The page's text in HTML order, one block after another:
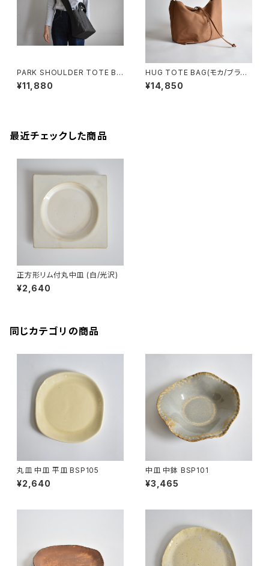
PARK SHOULDER TOTE BA
G (チャコール/グレー)
¥11,880
HUG TOTE BAG(モカ/ブラウ
ン)
¥14,850
最近チェックした商品
正方形リム付丸中皿 (白/光沢)
¥2,640
同じカテゴリの商品
丸皿 中皿 平皿 BSP105
¥2,640
中皿 中鉢 BSP101
¥3,465